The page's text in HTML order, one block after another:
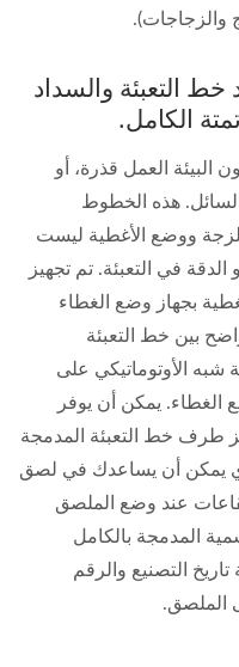
والزجاجات).
خط التعبئة والسداد
الكامل.
البيئة العمل قذرة، أو
هذه الخطوط
ووضع الأغطية ليست
في التعبئة. تم تجهيز
بجهاز وضع الغطاء
بين خط التعبئة
شبه الأوتوماتيكي على
الغطاء. يمكن أن يوفر
طرف خط التعبئة المدمجة
يمكن أن يساعدك في لصق
عند وضع الملصق
المدمجة بالكامل
التصنيع والرقم
الملصق.